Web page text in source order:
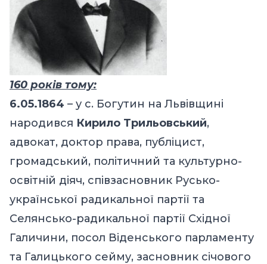
160 років тому:
6.05.1864 – у с. Богутин на Львівщині
народився Кирило Трильовський,
адвокат, доктор права, публіцист,
громадський, політичний та культурно-
освітній діяч, співзасновник Русько-
української радикальної партії та
Селянсько-радикальної партії Східної
Галичини, посол Віденського парламенту
та Галицького сейму, засновник січового